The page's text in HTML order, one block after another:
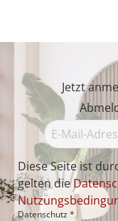
Jetzt
Diese Seite ist
gelten die
Datenschutz *